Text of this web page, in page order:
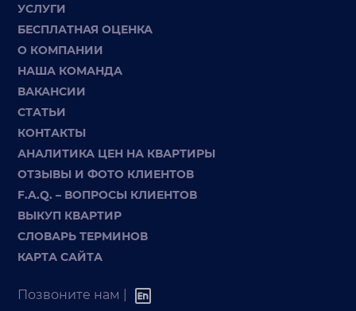
УСЛУГИ
БЕСПЛАТНАЯ ОЦЕНКА
О КОМПАНИИ
НАША КОМАНДА
ВАКАНСИИ
СТАТЬИ
КОНТАКТЫ
АНАЛИТИКА ЦЕН НА КВАРТИРЫ
ОТЗЫВЫ И ФОТО КЛИЕНТОВ
F.A.Q. – ВОПРОСЫ КЛИЕНТОВ
ВЫКУП КВАРТИР
СЛОВАРЬ ТЕРМИНОВ
КАРТА САЙТА
Позвоните нам |